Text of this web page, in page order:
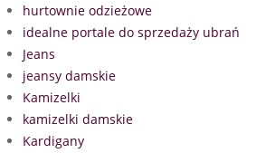
hurtownie odzieżowe
idealne portale do sprzedaży ubrań
Jeans
jeansy damskie
Kamizelki
kamizelki damskie
Kardigany